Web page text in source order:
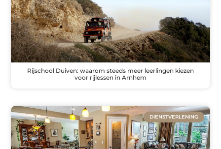
Rijschool Duiven: waarom steeds meer leerlingen kiezen
voor rijlessen in Arnhem
DIENSTVERLENING